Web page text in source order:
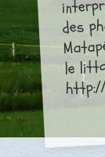
des
le